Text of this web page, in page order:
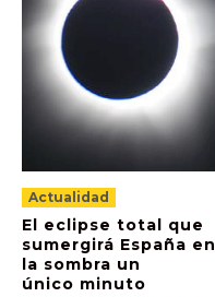
Actualidad
El eclipse total que
sumergirá España en
la sombra un
único minuto